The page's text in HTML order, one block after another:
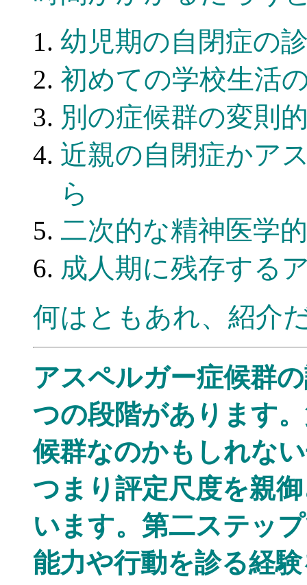
幼児期の自閉症の
初めての学校生活
別の症候群の変則
近親の自閉症かア
ら
二次的な精神医学
成人期に残存する
何はともあれ、紹介
アスペルガー症候群
つの段階があります
候群なのかもしれな
つまり評定尺度を親
います。第二ステッ
能力や行動を診る経